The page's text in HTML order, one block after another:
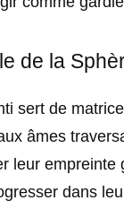
de la
sert de
âmes
leur empreinte
dans